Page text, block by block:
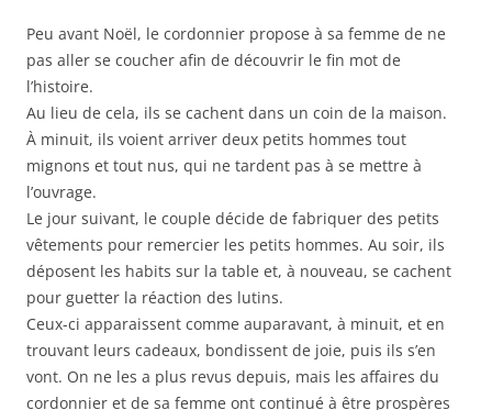
Peu avant Noël, le cordonnier propose à sa femme de ne
pas aller se coucher afin de découvrir le fin mot de
l’histoire.
Au lieu de cela, ils se cachent dans un coin de la maison.
À minuit, ils voient arriver deux petits hommes tout
mignons et tout nus, qui ne tardent pas à se mettre à
l’ouvrage.
Le jour suivant, le couple décide de fabriquer des petits
vêtements pour remercier les petits hommes. Au soir, ils
déposent les habits sur la table et, à nouveau, se cachent
pour guetter la réaction des lutins.
Ceux-ci apparaissent comme auparavant, à minuit, et en
trouvant leurs cadeaux, bondissent de joie, puis ils s’en
vont. On ne les a plus revus depuis, mais les affaires du
cordonnier et de sa femme ont continué à être prospères